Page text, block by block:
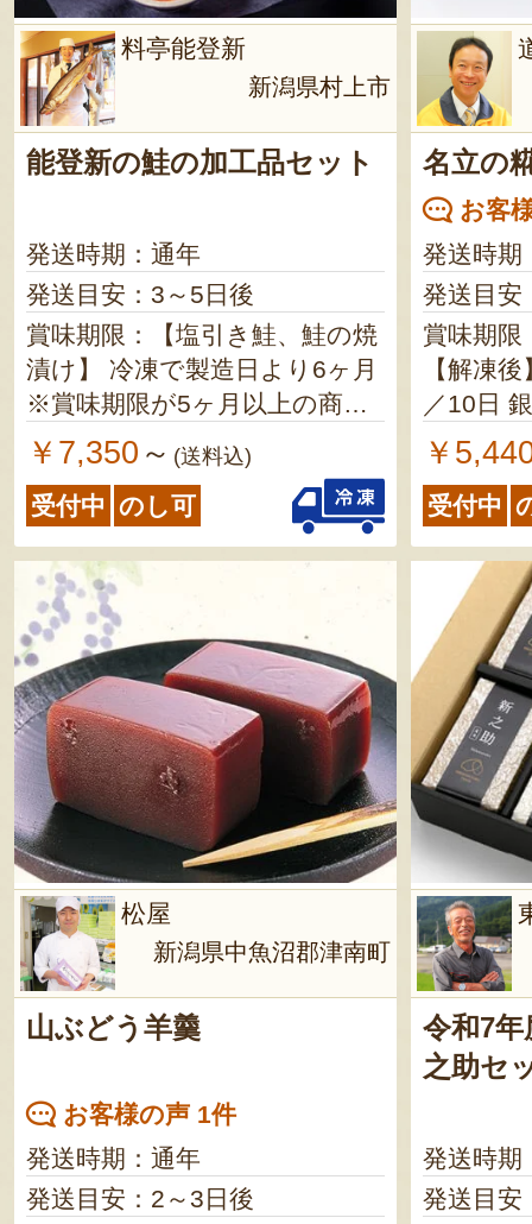
料亭能登新
新潟県村上市
能登新の鮭の加工品セット
発送時期：通年
発送目安：3～5日後
賞味期限：【塩引き鮭、鮭の焼
漬け】 冷凍で製造日より6ヶ月
※賞味期限が5ヶ月以上の商品
を発送します ※解凍後は、冷
蔵で1週間以内にお召し上がり
ください 【醤油はらこ】 冷凍
で発送日より2ヶ月 ※解凍後
は、冷蔵で1週間以内にお召し
上がりください
￥7,350 ～ (送料込)
受付中 のし可
名立の
お客
発送時期
発送目安
賞味期限
【解凍後】 いかのも
／10日 銀鮭の糀漬け／7日 甘
えびの
￥
受付中
松屋
新潟県中魚沼郡津南町
山ぶどう羊羹
お客様の声 1件
発送時期：通年
発送目安：2～3日後
令和7
之助セ
発送時期
発送目安